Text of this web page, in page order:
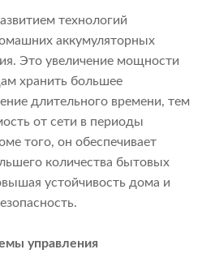
технологий
аккумуляторных
Это увеличение мощности
хранить большее
длительного времени, тем
от сети в периоды
того, он обеспечивает
количества бытовых
устойчивость дома и
управления